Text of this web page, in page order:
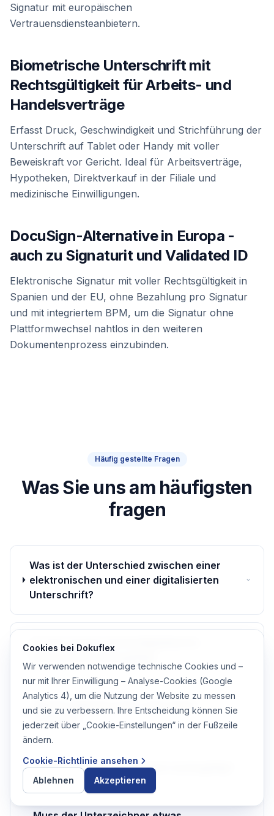
Signatur mit europäischen
Vertrauensdiensteanbietern.
Biometrische Unterschrift mit
Rechtsgültigkeit für Arbeits- und
Handelsverträge
Erfasst Druck, Geschwindigkeit und Strichführung der
Unterschrift auf Tablet oder Handy mit voller
Beweiskraft vor Gericht. Ideal für Arbeitsverträge,
Hypotheken, Direktverkauf in der Filiale und
medizinische Einwilligungen.
DocuSign-Alternative in Europa -
auch zu Signaturit und Validated ID
Elektronische Signatur mit voller Rechtsgültigkeit in
Spanien und der EU, ohne Bezahlung pro Signatur
und mit integriertem BPM, um die Signatur ohne
Plattformwechsel nahtlos in den weiteren
Dokumentenprozess einzubinden.
Häufig gestellte Fragen
Was Sie uns am häufigsten
fragen
Was ist der Unterschied zwischen einer
elektronischen und einer digitalisierten
Unterschrift?
Ist eine eingescannte/digitalisierte
Welche Signaturarten unterstützt
Dokuflex?
Ist die Signatur vor Gericht rechtsgültig?
Cookies bei Dokuflex
Wir verwenden notwendige technische Cookies und –
nur mit Ihrer Einwilligung – Analyse-Cookies (Google
Analytics 4), um die Nutzung der Website zu messen
und sie zu verbessern. Ihre Entscheidung können Sie
jederzeit über „Cookie-Einstellungen“ in der Fußzeile
ändern.
Cookie-Richtlinie ansehen
Ablehnen
Akzeptieren